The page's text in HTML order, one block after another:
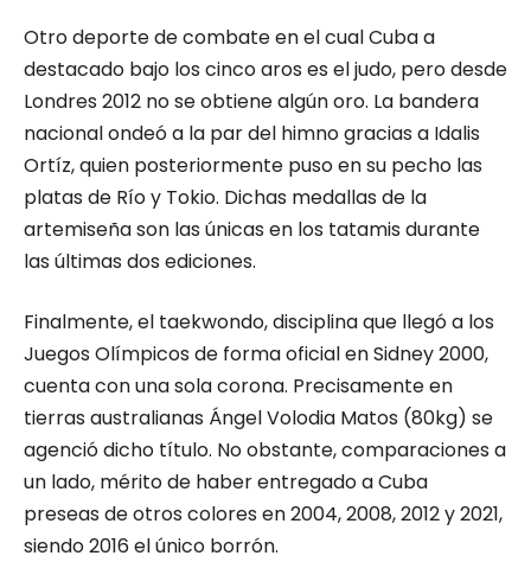
Otro deporte de combate en el cual Cuba a
destacado bajo los cinco aros es el judo, pero desde
Londres 2012 no se obtiene algún oro. La bandera
nacional ondeó a la par del himno gracias a Idalis
Ortíz, quien posteriormente puso en su pecho las
platas de Río y Tokio. Dichas medallas de la
artemiseña son las únicas en los tatamis durante
las últimas dos ediciones.
Finalmente, el taekwondo, disciplina que llegó a los
Juegos Olímpicos de forma oficial en Sidney 2000,
cuenta con una sola corona. Precisamente en
tierras australianas Ángel Volodia Matos (80kg) se
agenció dicho título. No obstante, comparaciones a
un lado, mérito de haber entregado a Cuba
preseas de otros colores en 2004, 2008, 2012 y 2021,
siendo 2016 el único borrón.